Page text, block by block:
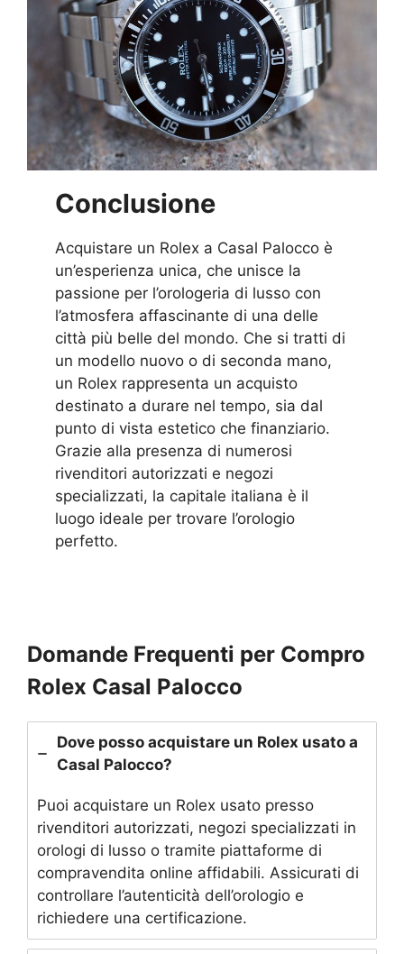
Conclusione
Acquistare un Rolex a Casal Palocco è
un’esperienza unica, che unisce la
passione per l’orologeria di lusso con
l’atmosfera affascinante di una delle
città più belle del mondo. Che si tratti di
un modello nuovo o di seconda mano,
un Rolex rappresenta un acquisto
destinato a durare nel tempo, sia dal
punto di vista estetico che finanziario.
Grazie alla presenza di numerosi
rivenditori autorizzati e negozi
specializzati, la capitale italiana è il
luogo ideale per trovare l’orologio
perfetto.
Domande Frequenti per Compro
Rolex Casal Palocco
Dove posso acquistare un Rolex usato a
Casal Palocco?
Puoi acquistare un Rolex usato presso
rivenditori autorizzati, negozi specializzati in
orologi di lusso o tramite piattaforme di
compravendita online affidabili. Assicurati di
controllare l’autenticità dell’orologio e
richiedere una certificazione.